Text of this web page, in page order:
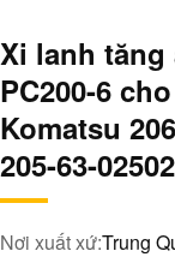
Xi lanh tăng
PC200-6
Komatsu
205-63-
Nơi xuất xứ:Trung